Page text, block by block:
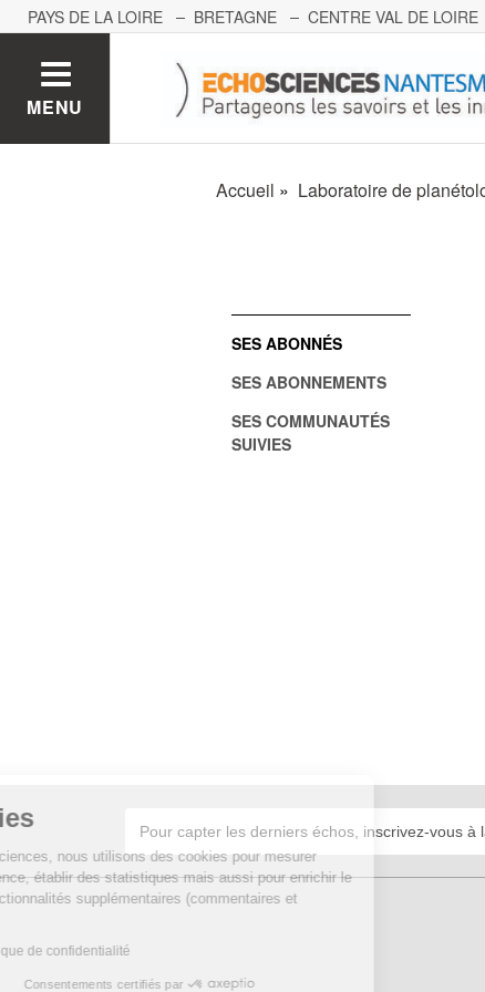
Cookies
Sur Echosciences, nous utilisons des cookies pour mesurer
notre audience, établir des statistiques mais aussi pour enrichir le
site de fonctionnalités supplémentaires (commentaires et
Lire la politique de confidentialité
Consentements certifiés par
PAYS DE LA LOIRE BRETAGNE CENTRE VAL DE LOIRE
MENU
Accueil Laboratoire de
SES ABONNÉS
SES ABONNEMENTS
SES COMMUNAUTÉS
SUIVIES